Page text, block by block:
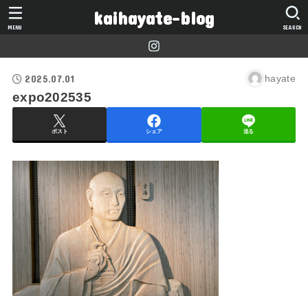
kaihayate-blog SEARCH
MENU
2025.07.01 hayate
expo202535
ポスト シェア 送る